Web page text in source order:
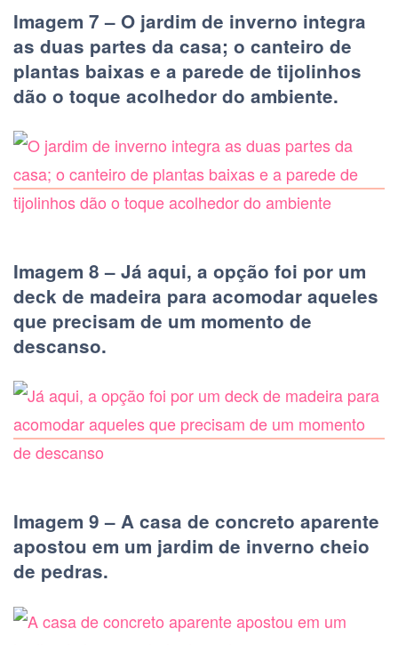
Imagem 7 – O jardim de inverno integra
as duas partes da casa; o canteiro de
plantas baixas e a parede de tijolinhos
dão o toque acolhedor do ambiente.
Imagem 8 – Já aqui, a opção foi por um
deck de madeira para acomodar aqueles
que precisam de um momento de
descanso.
Imagem 9 – A casa de concreto aparente
apostou em um jardim de inverno cheio
de pedras.